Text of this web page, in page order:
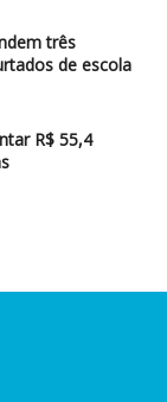
três
de escola
R$ 55,4